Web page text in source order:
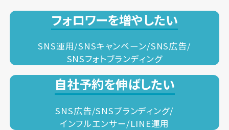
フォロワーを増やしたい
SNS運用/SNSキャンペーン/SNS広告/
SNSフォトブランディング
自社予約を伸ばしたい
SNS広告/SNSブランディング/
インフルエンサー/LINE運用